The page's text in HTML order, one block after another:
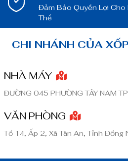
Đảm Bảo Quyền Lợi Cho
Thể
CHI NHÁNH CỦA
NHÀ MÁY
ĐƯỜNG 045 PHƯỜNG TÂY NAM
VĂN PHÒNG
Tổ 14, Ấp 2, Xã Tân An, Tỉnh Đồng